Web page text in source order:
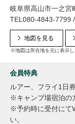
岐阜県高山市一之宮
TEL080-4843-7799
地図を見る
※地図は所在地を元に表示し
会員特典
ルアー、フライ1日
※キャンプ場宿泊の
※予約時に受付にて
い。